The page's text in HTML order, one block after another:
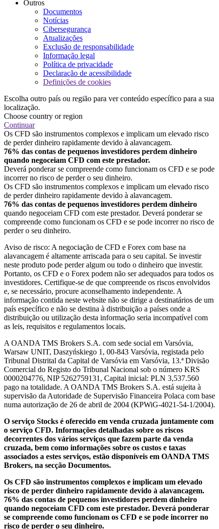
Outros
Documentos
Notícias
Cibersegurança
Atualizações
Exclusão de responsabilidade
Informação legal
Política de privacidade
Declaração de acessibilidade
Definições de cookies
Escolha outro país ou região para ver conteúdo específico para a sua
localização.
Choose country or region
Continuar
Os CFD são instrumentos complexos e implicam um elevado risco
de perder dinheiro rapidamente devido à alavancagem.
76% das contas de pequenos investidores perdem dinheiro
quando negoceiam CFD com este prestador.
Deverá ponderar se compreende como funcionam os CFD e se pode
incorrer no risco de perder o seu dinheiro.
Os CFD são instrumentos complexos e implicam um elevado risco
de perder dinheiro rapidamente devido à alavancagem.
76% das contas de pequenos investidores perdem dinheiro
quando negoceiam CFD com este prestador. Deverá ponderar se
compreende como funcionam os CFD e se pode incorrer no risco de
perder o seu dinheiro.
Aviso de risco: A negociação de CFD e Forex com base na
alavancagem é altamente arriscada para o seu capital. Se investir
neste produto pode perder algum ou todo o dinheiro que investir.
Portanto, os CFD e o Forex podem não ser adequados para todos os
investidores. Certifique-se de que compreende os riscos envolvidos
e, se necessário, procure aconselhamento independente. A
informação contida neste website não se dirige a destinatários de um
país específico e não se destina à distribuição a países onde a
distribuição ou utilização desta informação seria incompatível com
as leis, requisitos e regulamentos locais.
A OANDA TMS Brokers S.A. com sede social em Varsóvia,
Warsaw UNIT, Daszyńskiego 1, 00-843 Varsóvia, registada pelo
Tribunal Distrital da Capital de Varsóvia em Varsóvia, 13.ª Divisão
Comercial do Registo do Tribunal Nacional sob o número KRS
0000204776, NIP 5262759131, Capital inicial: PLN 3,537.560
pago na totalidade. A OANDA TMS Brokers S.A. está sujeita à
supervisão da Autoridade de Supervisão Financeira Polaca com base
numa autorização de 26 de abril de 2004 (KPWiG-4021-54-1/2004).
O serviço Stocks é oferecido em venda cruzada juntamente com
o serviço CFD. Informações detalhadas sobre os riscos
decorrentes dos vários serviços que fazem parte da venda
cruzada, bem como informações sobre os custos e taxas
associados a estes serviços, estão disponíveis em OANDA TMS
Brokers, na secção Documentos.
Os CFD são instrumentos complexos e implicam um elevado
risco de perder dinheiro rapidamente devido à alavancagem.
76% das contas de pequenos investidores perdem dinheiro
quando negoceiam CFD com este prestador. Deverá ponderar
se compreende como funcionam os CFD e se pode incorrer no
risco de perder o seu dinheiro.